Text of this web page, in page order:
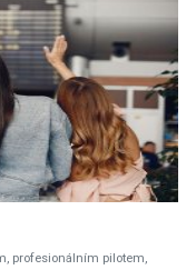
profesionálním pilotem,